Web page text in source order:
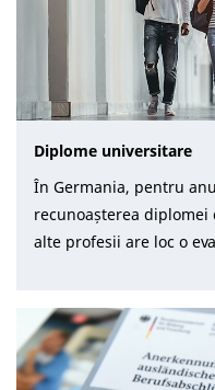
Diplome universitare
În Germania, pentru
recunoașterea diplomei
alte profesii are loc o